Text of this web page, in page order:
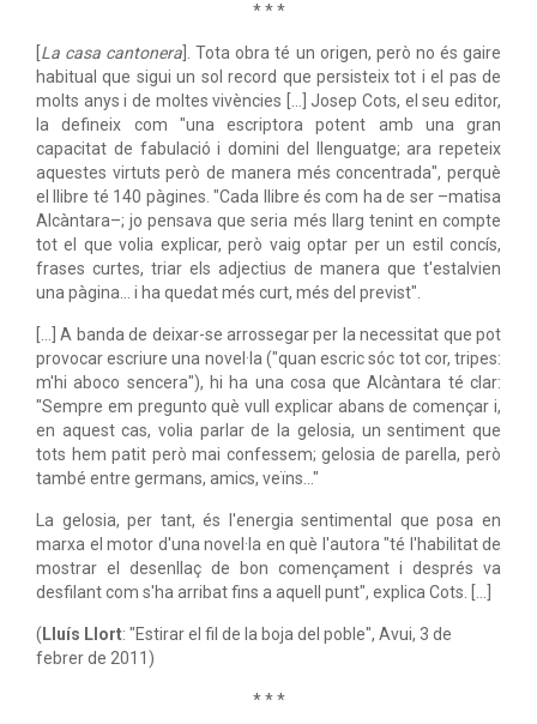
* * *
La casa cantonera ]. Tota obra té un origen, però no és gaire
habitual que sigui un sol record que persisteix tot i el pas de
molts anys i de moltes vivències […] Josep Cots, el seu editor,
la defineix com "una escriptora potent amb una gran
capacitat de fabulació i domini del llenguatge; ara repeteix
aquestes virtuts però de manera més concentrada", perquè
el llibre té 140 pàgines. "Cada llibre és com ha de ser –matisa
Alcàntara–; jo pensava que seria més llarg tenint en compte
tot el que volia explicar, però vaig optar per un estil concís,
frases curtes, triar els adjectius de manera que t'estalvien
una pàgina... i ha quedat més curt, més del previst".
[…] A banda de deixar-se arrossegar per la necessitat que pot
provocar escriure una novel·la ("quan escric sóc tot cor, tripes:
m'hi aboco sencera"), hi ha una cosa que Alcàntara té clar:
"Sempre em pregunto què vull explicar abans de començar i,
en aquest cas, volia parlar de la gelosia, un sentiment que
tots hem patit però mai confessem; gelosia de parella, però
també entre germans, amics, veïns..."
La gelosia, per tant, és l'energia sentimental que posa en
marxa el motor d'una novel·la en què l'autora "té l'habilitat de
mostrar el desenllaç de bon començament i després va
desfilant com s'ha arribat fins a aquell punt", explica Cots. […]
( Lluís Llort: "Estirar el fil de la boja del poble", Avui, 3 de
febrer de 2011)
* * *